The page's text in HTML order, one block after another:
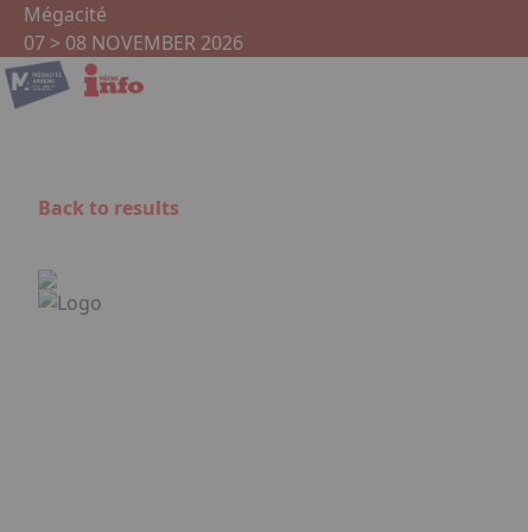
Skip to main content
Mégacité
07 > 08 NOVEMBER 2026
Back to results
Cookies management panel